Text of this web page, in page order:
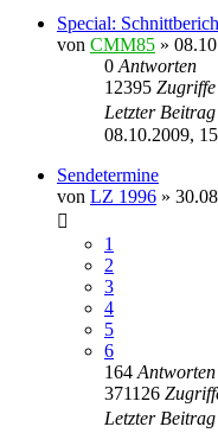
Special:
von CMM85 »
0 Antworten
12395 Zugriffe
Letzter Beitrag
08.10.2009,
Sendetermine
von LZ 1996 »
1
2
3
4
5
6
164 Antworten
371126
Letzter Beitrag